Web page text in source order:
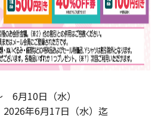
6月10日（水）
年6月17日（水）迄